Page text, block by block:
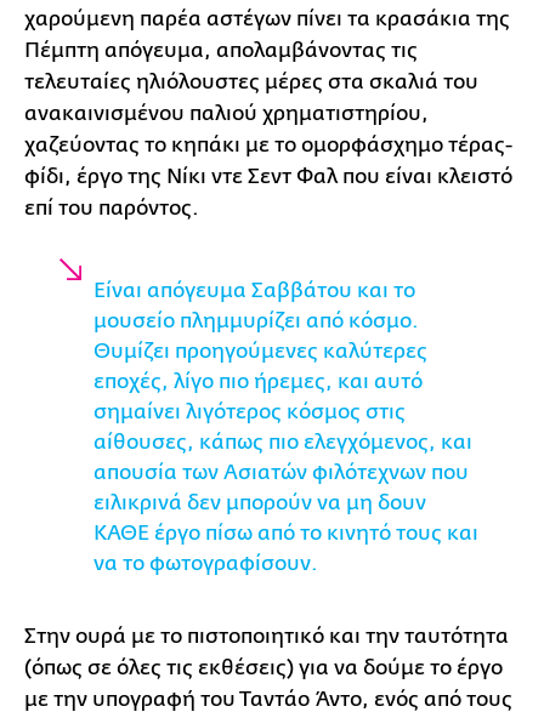
χαρούμενη παρέα αστέγων πίνει τα κρασάκια της
Πέμπτη απόγευμα, απολαμβάνοντας τις
τελευταίες ηλιόλουστες μέρες στα σκαλιά του
ανακαινισμένου παλιού χρηματιστηρίου,
χαζεύοντας το κηπάκι με το ομορφάσχημο τέρας-
φίδι, έργο της Νίκι ντε Σεντ Φαλ που είναι κλειστό
επί του παρόντος.
Είναι απόγευμα Σαββάτου και το
μουσείο πλημμυρίζει από κόσμο.
Θυμίζει προηγούμενες καλύτερες
εποχές, λίγο πιο ήρεμες, και αυτό
σημαίνει λιγότερος κόσμος στις
αίθουσες, κάπως πιο ελεγχόμενος, και
απουσία των Ασιατών φιλότεχνων που
ειλικρινά δεν μπορούν να μη δουν
ΚΑΘΕ έργο πίσω από το κινητό τους και
να το φωτογραφίσουν.
Στην ουρά με το πιστοποιητικό και την ταυτότητα
(όπως σε όλες τις εκθέσεις) για να δούμε το έργο
με την υπογραφή του Ταντάο Άντο, ενός από τους